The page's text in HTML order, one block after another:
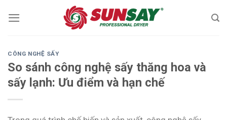
CÔNG NGHỆ SẤY
So sánh công nghệ sấy thăng hoa và
sấy lạnh: Ưu điểm và hạn chế